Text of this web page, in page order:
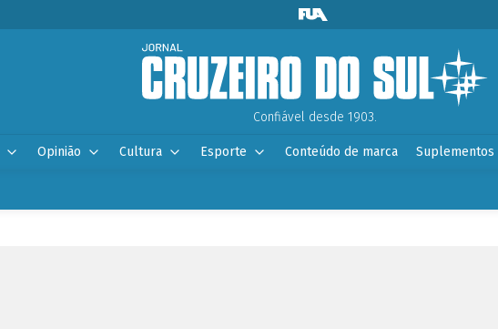
Confiável desde 1903.
Opinião Cultura Esporte Conteúdo de marca Suplementos